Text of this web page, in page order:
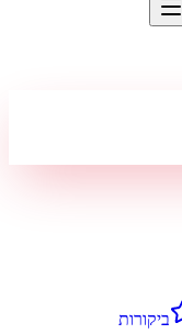
ביקורות